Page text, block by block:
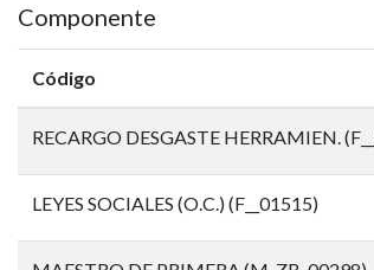
Componente
Código
RECARGO DESGASTE HERRAMIEN.
LEYES SOCIALES (O.C.) (F__01515)